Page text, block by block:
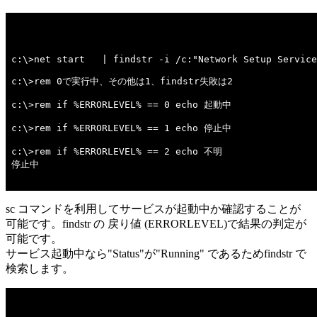
c:\>net start   | findstr -i /c:"Network Setup
c:\>rem 0で実行中、その他は1、findstr失敗は2
c:\>rem if %ERRORLEVEL% == 0 echo 起動中
c:\>rem if %ERRORLEVEL% == 1 echo 停止中
c:\>rem if %ERRORLEVEL% == 2 echo 不明
停止中
sc コマンドを利用してサービスが起動中か確認することが
可能です。findstr の 戻り値 (ERRORLEVEL)で結果の判定が
可能です。
サービス起動中なら"Status"が"Running" であるためfindstr で
検索します。